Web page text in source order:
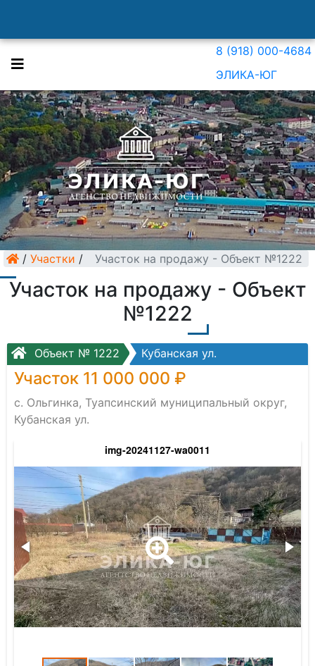
8 (918) 000-4684
ЭЛИКА-ЮГ
/ Участки / Участок на продажу - Объект №1222
Участок на продажу - Объект
№1222
Объект № 1222 Кубанская ул.
Участок 11 000 000 ₽
с. Ольгинка, Туапсинский муниципальный округ,
Кубанская ул.
img-20241127-wa0011